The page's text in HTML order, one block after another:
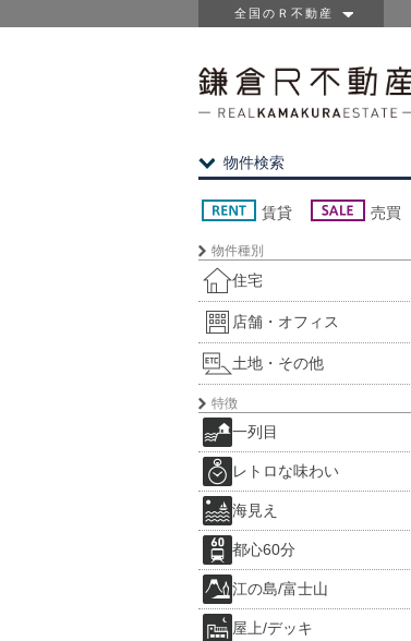
全国のＲ不動産
物件検索
賃貸 売買
物件種別
住宅
店舗・オフィス
土地・その他
特徴
一列目
レトロな味わい
海見え
都心60分
江の島/富士山
屋上/デッキ